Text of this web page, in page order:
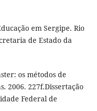
em Sergipe. Rio
de Estado da
os métodos de
2006. 227f.Dissertação
Federal de